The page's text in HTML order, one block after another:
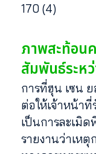
170 (4)
ภาพสะท้อนค
สัมพันธ์ระห
การที่ฮุน เซน
ต่อให้เจ้าหน้า
เป็นการละเมิ
รายงานว่าเหตุ